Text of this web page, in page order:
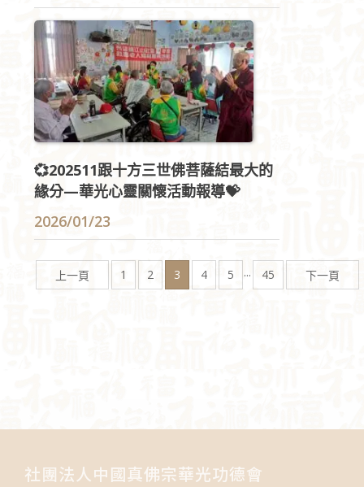
💞202511跟十方三世佛菩薩結最大的
緣分—華光心靈關懷活動報導💝
2026/01/23
上一頁 1 2 3 4 5 ... 45 下一頁
社團法人中國真佛宗華光功德會